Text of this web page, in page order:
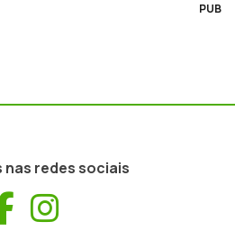
PUB
nas redes sociais
Facebook